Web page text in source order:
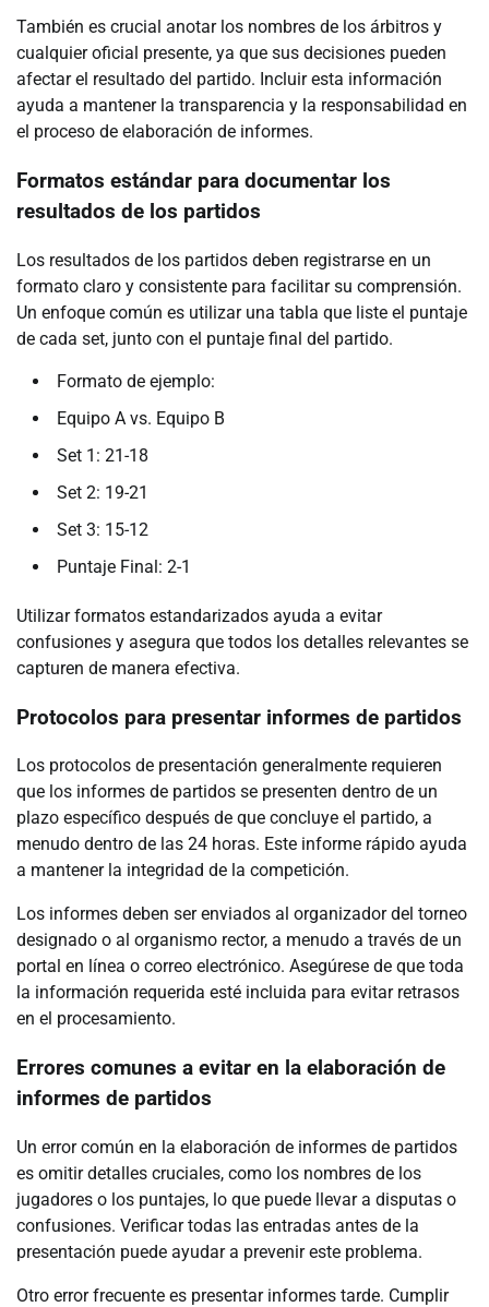
También es crucial anotar los nombres de los árbitros y
cualquier oficial presente, ya que sus decisiones pueden
afectar el resultado del partido. Incluir esta información
ayuda a mantener la transparencia y la responsabilidad en
el proceso de elaboración de informes.
Formatos estándar para documentar los
resultados de los partidos
Los resultados de los partidos deben registrarse en un
formato claro y consistente para facilitar su comprensión.
Un enfoque común es utilizar una tabla que liste el puntaje
de cada set, junto con el puntaje final del partido.
Formato de ejemplo:
Equipo A vs. Equipo B
Set 1: 21-18
Set 2: 19-21
Set 3: 15-12
Puntaje Final: 2-1
Utilizar formatos estandarizados ayuda a evitar
confusiones y asegura que todos los detalles relevantes se
capturen de manera efectiva.
Protocolos para presentar informes de partidos
Los protocolos de presentación generalmente requieren
que los informes de partidos se presenten dentro de un
plazo específico después de que concluye el partido, a
menudo dentro de las 24 horas. Este informe rápido ayuda
a mantener la integridad de la competición.
Los informes deben ser enviados al organizador del torneo
designado o al organismo rector, a menudo a través de un
portal en línea o correo electrónico. Asegúrese de que toda
la información requerida esté incluida para evitar retrasos
en el procesamiento.
Errores comunes a evitar en la elaboración de
informes de partidos
Un error común en la elaboración de informes de partidos
es omitir detalles cruciales, como los nombres de los
jugadores o los puntajes, lo que puede llevar a disputas o
confusiones. Verificar todas las entradas antes de la
presentación puede ayudar a prevenir este problema.
Otro error frecuente es presentar informes tarde. Cumplir